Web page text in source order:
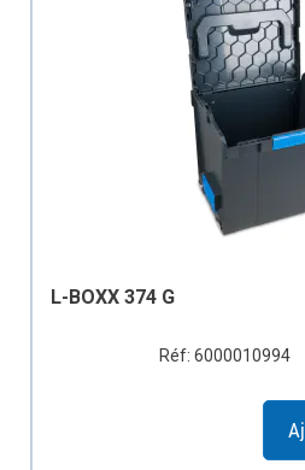
L-BOXX 374 G
Réf: 6000010994